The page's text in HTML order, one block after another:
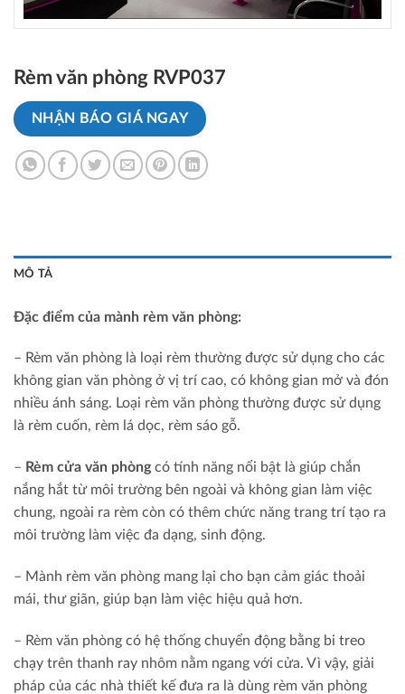
Rèm văn phòng RVP037
NHẬN BÁO GIÁ NGAY
MÔ TẢ
Đặc điểm của mành rèm văn phòng:
– Rèm văn phòng là loại rèm thường được sử dụng cho các
không gian văn phòng ở vị trí cao, có không gian mở và đón
nhiều ánh sáng. Loại rèm văn phòng thường được sử dụng
là rèm cuốn, rèm lá dọc, rèm sáo gỗ.
– Rèm cửa văn phòngcó tính năng nổi bật là giúp chắn
nắng hắt từ môi trường bên ngoài và không gian làm việc
chung, ngoài ra rèm còn có thêm chức năng trang trí tạo ra
môi trường làm việc đa dạng, sinh động.
– Mành rèm văn phòng mang lại cho bạn cảm giác thoải
mái, thư giãn, giúp bạn làm việc hiệu quả hơn.
– Rèm văn phòng có hệ thống chuyển động bằng bi treo
chạy trên thanh ray nhôm nằm ngang với cửa. Vì vậy, giải
pháp của các nhà thiết kế đưa ra là dùng rèm văn phòng